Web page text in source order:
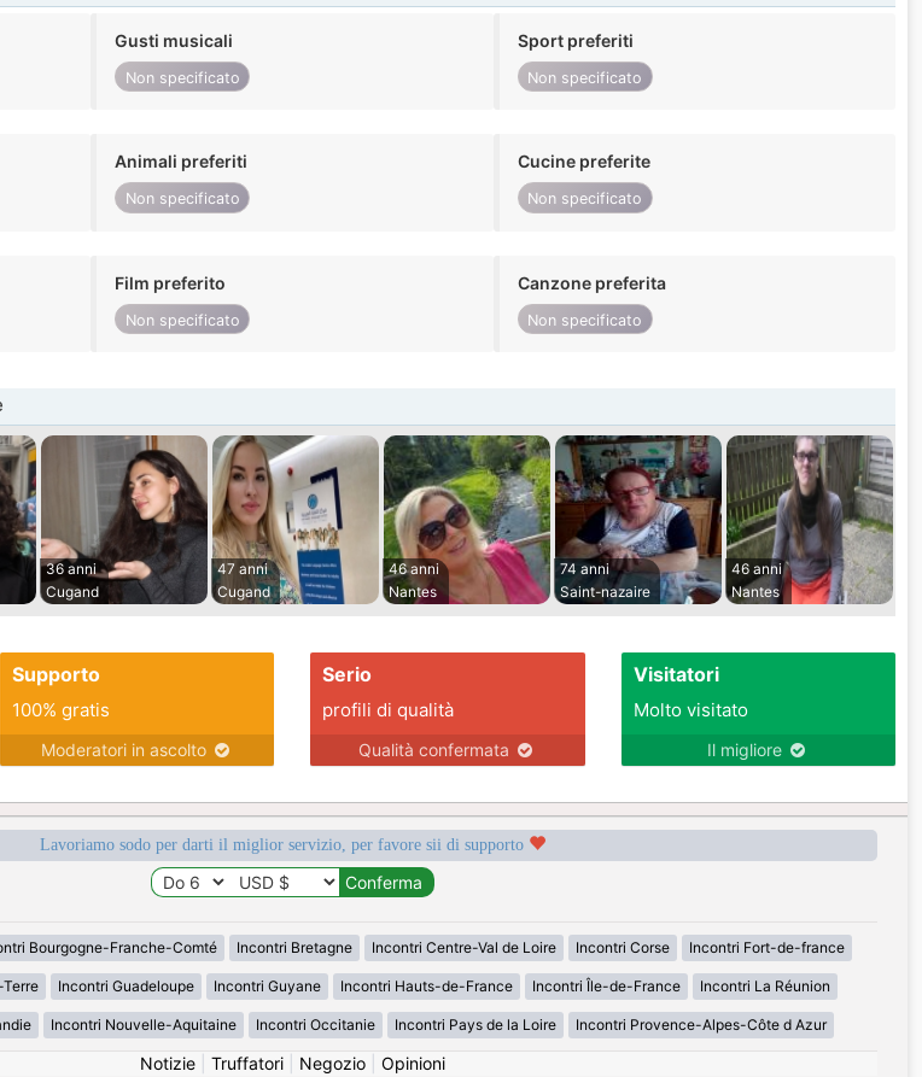
Gusti musicali
Non specificato
Sport preferiti
Non specificato
Animali preferiti
Non specificato
Cucine preferite
Non specificato
Film preferito
Non specificato
Canzone preferita
Non specificato
36 anni
Cugand
47 anni
Cugand
46 anni
Nantes
74 anni
Saint-nazaire
46 anni
Nantes
Supporto
100% gratis
Moderatori in ascolto
Serio
profili di qualità
Qualità confermata
Visitatori
Molto visitato
Il migliore
Lavoriamo sodo per darti il miglior servizio, per favore sii di supporto
Bourgogne-Franche-Comté Incontri Bretagne Incontri Centre-Val de Loire Incontri Corse Incontri Fort-de-france
Incontri Guadeloupe Incontri Guyane Incontri Hauts-de-France Incontri Île-de-France Incontri La Réunion
Incontri Nouvelle-Aquitaine Incontri Occitanie Incontri Pays de la Loire Incontri Provence-Alpes-Côte d Azur
Notizie| Truffatori| Negozio| Opinioni